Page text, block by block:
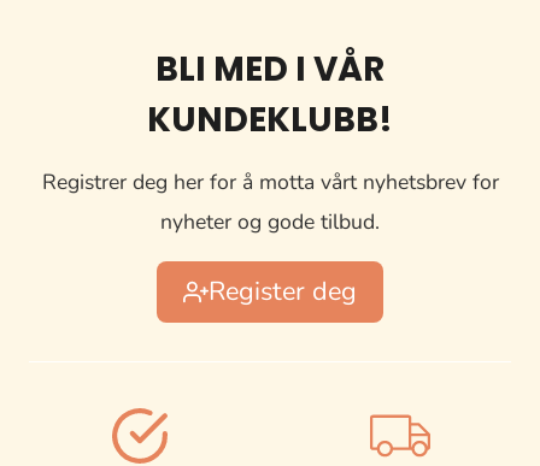
BLI MED I VÅR
KUNDEKLUBB!
Registrer deg her for å motta vårt nyhetsbrev for
nyheter og gode tilbud.
Register deg